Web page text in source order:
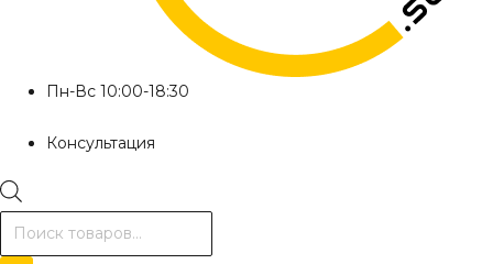
Пн-Вс 10:00-18:30
Консультация
Поиск
товаров